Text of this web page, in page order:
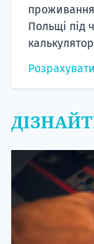
Польщі під